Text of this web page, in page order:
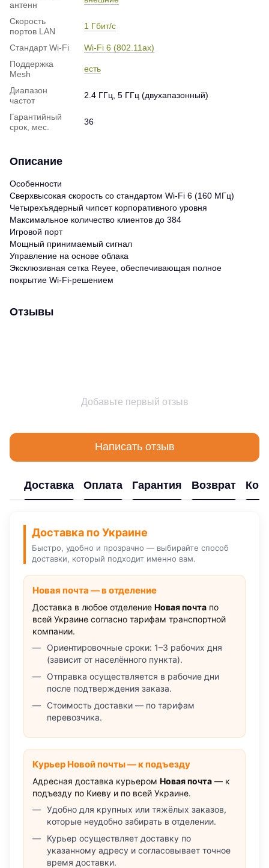
антенн
Скорость
портов LAN
1 Гбит/с
Стандарт Wi-Fi
Wi-Fi 6 (802.11ax)
Поддержка
Mesh
есть
Диапазон
частот
2.4 ГГц, 5 ГГц (двухапазонный)
Гарантийный
срок, мес.
36
Описание
Особенности
Сверхвысокая скорость со стандартом Wi-Fi 6 (160 МГц)
Четырехъядерный чипсет корпоративного уровня
Максимальное количество клиентов до 384
Игровой порт
Мощный принимаемый сигнал
Управление на основе облака
Эксклюзивная сетка Reyee, обеспечивающая полное
покрытие Wi-Fi-решением
Отзывы
Добавьте первый отзыв
Написать отзыв
Доставка Оплата Гарантия Возврат
Доставка по Украине
Быстро, удобно и прозрачно — выбирайте способ
доставки, который подходит именно вам.
Новая почта — в отделение
Доставка в любое отделение Новая почта по
всей Украине согласно тарифам транспортной
компании.
Ориентировочные сроки: 1–3 рабочих дня
(зависит от населённого пункта).
Отправка осуществляется в рабочие дни
после подтверждения заказа.
Стоимость доставки — по тарифам
перевозчика.
Курьер Новой почты — к подъезду
Адресная доставка курьером Новая почта — к
подъезду по Киеву и по всей Украине.
Удобно для крупных или тяжёлых заказов,
которые неудобно забирать в отделении.
Курьер осуществляет доставку по
указанному адресу и согласовывает точное
время доставки.